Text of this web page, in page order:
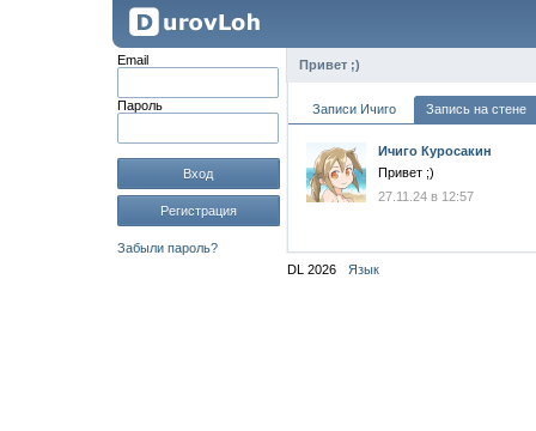
Email
Пароль
Вход
Регистрация
Забыли пароль?
Привет ;)
Записи Ичиго Запись на стене
Ичиго Куросакин
Привет ;)
27.11.24 в 12:57
DL 2026 Язык